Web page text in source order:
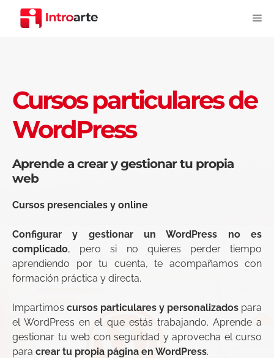
Saltar
Cursos particulares de
WordPress
Aprende a crear y gestionar tu propia
web
Cursos presenciales y online
Configurar y gestionar un WordPress no es
complicado, pero si no quieres perder tiempo
aprendiendo por tu cuenta, te acompañamos con
formación práctica y directa.
Impartimos cursos particulares y personalizados para
el WordPress en el que estás trabajando. Aprende a
gestionar tu web con seguridad y aprovecha el curso
para crear tu propia página en WordPress.